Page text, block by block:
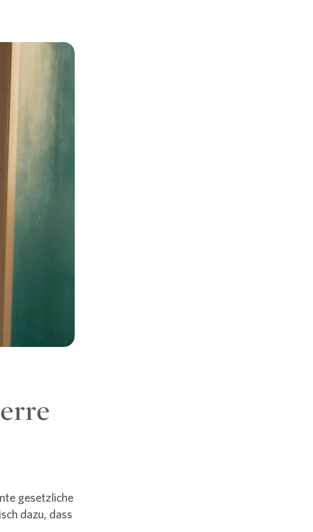
gesetzliche
dazu, dass